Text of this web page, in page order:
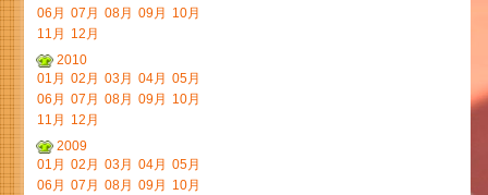
06月 07月 08月 09月
10月
11月
12月
2010
01月 02月 03月 04月 05月
06月 07月 08月 09月
10月
11月
12月
2009
01月 02月 03月 04月 05月
06月 07月 08月 09月
10月